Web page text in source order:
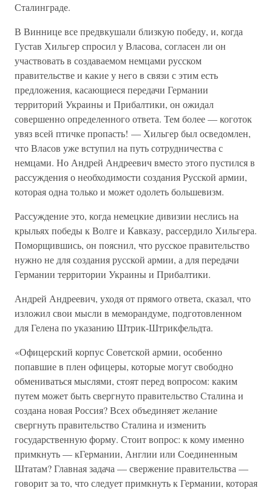
Сталинграде.
В Виннице все предвкушали близкую победу, и, когда
Густав Хильгер спросил у Власова, согласен ли он
участвовать в создаваемом немцами русском
правительстве и какие у него в связи с этим есть
предложения, касающиеся передачи Германии
территорий Украины и Прибалтики, он ожидал
совершенно определенного ответа. Тем более — коготок
увяз всей птичке пропасть! — Хильгер был осведомлен,
что Власов уже вступил на путь сотрудничества с
немцами. Но Андрей Андреевич вместо этого пустился в
рассуждения о необходимости создания Русской армии,
которая одна только и может одолеть большевизм.
Рассуждение это, когда немецкие дивизии неслись на
крыльях победы к Волге и Кавказу, рассердило Хильгера.
Поморщившись, он пояснил, что русское правительство
нужно не для создания русской армии, а для передачи
Германии территории Украины и Прибалтики.
Андрей Андреевич, уходя от прямого ответа, сказал, что
изложил свои мысли в меморандуме, подготовленном
для Гелена по указанию Штрик-Штрикфельдта.
«Офицерский корпус Советской армии, особенно
попавшие в плен офицеры, которые могут свободно
обмениваться мыслями, стоят перед вопросом: каким
путем может быть свергнуто правительство Сталина и
создана новая Россия? Всех объединяет желание
свергнуть правительство Сталина и изменить
государственную форму. Стоит вопрос: к кому именно
примкнуть — кГермании, Англии или Соединенным
Штатам? Главная задача — свержение правительства —
говорит за то, что следует примкнуть к Германии, которая